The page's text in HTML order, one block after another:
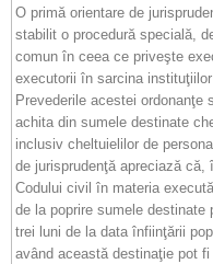
O primă orientare de
stabilit o procedură specială,
comun în ceea ce priveşte
executorii în sarcina
Prevederile acestei
achita din sumele destinate
inclusiv cheltuielilor de
de jurisprudenţă apreciază
Codului civil în materia
de la poprire sumele destinate
trei luni de la data înfiinţării
având această destinaţie pot